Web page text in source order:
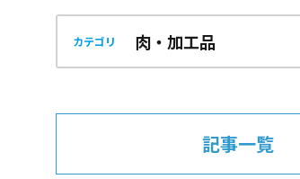
カテゴリ
記事一覧